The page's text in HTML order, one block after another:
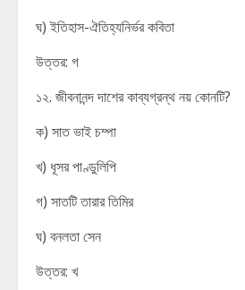
ঘ) ইতিহাস-ঐতিহ্যনির্ভর কবিতা
উত্তর: গ
১২. জীবনানন্দ দাশের কাব্যগ্রন্থ নয় কোনটি?
ক) সাত ভাই চম্পা
খ) ধূসর পাণ্ডুলিপি
গ) সাতটি তারার তিমির
ঘ) বনলতা সেন
উত্তর: খ